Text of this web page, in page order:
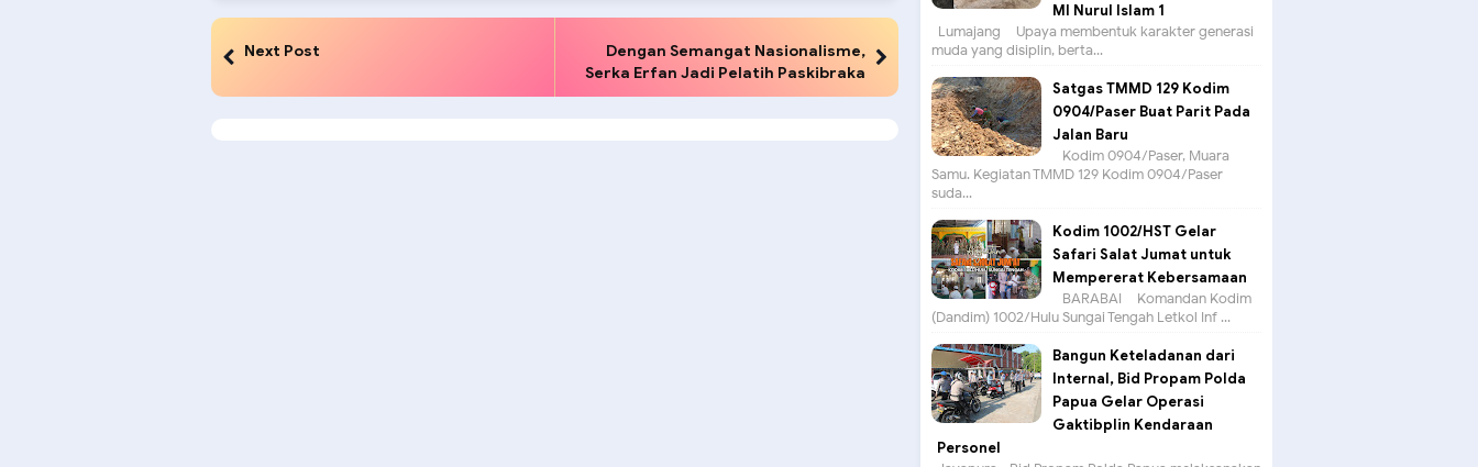
Next Post
Dengan Semangat Nasionalisme,
Serka Erfan Jadi Pelatih Paskibraka
MI Nurul Islam 1
Lumajang – Upaya membentuk karakter generasi
muda yang disiplin, berta...
Satgas TMMD 129 Kodim
0904/Paser Buat Parit Pada
Jalan Baru
Kodim 0904/Paser, Muara
Samu. Kegiatan TMMD 129 Kodim 0904/Paser
suda...
Kodim 1002/HST Gelar
Safari Salat Jumat untuk
Mempererat Kebersamaan
BARABAI – Komandan Kodim
(Dandim) 1002/Hulu Sungai Tengah Letkol Inf ...
Bangun Keteladanan dari
Internal, Bid Propam Polda
Papua Gelar Operasi
Gaktibplin Kendaraan
Personel